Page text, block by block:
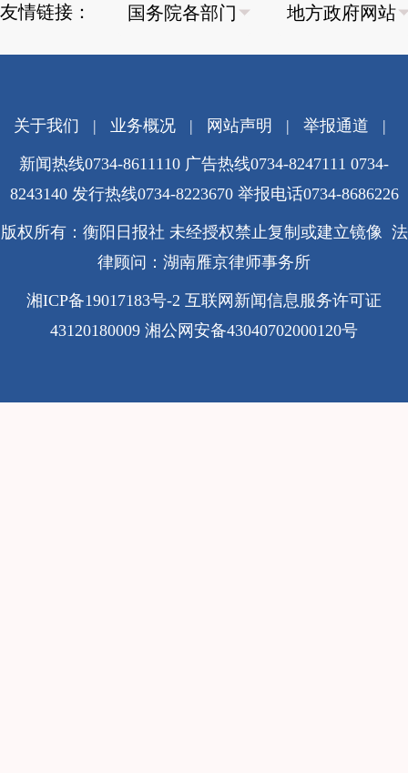
友情链接：
关于我们 | 业务概况| 网站声明 | 举报通道 |
新闻热线0734-8611110 广告热线0734-8247111 0734-
8243140 发行热线0734-8223670 举报电话0734-8686226
版权所有：衡阳日报社 未经授权禁止复制或建立镜像 法
律顾问：湖南雁京律师事务所
湘ICP备19017183号-2 互联网新闻信息服务许可证
43120180009 湘公网安备43040702000120号